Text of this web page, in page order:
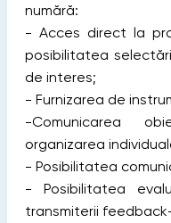
numără:
- Acces direct la
posibilitatea
de interes;
- Furnizarea de
-Comunicarea
organizarea
- Posibilitatea
- Posibilitatea
transmiterii